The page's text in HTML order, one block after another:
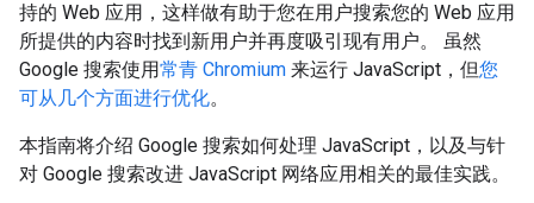
持的 Web 应用，这样做有助于您在用户搜索您的 Web 应用
所提供的内容时找到新用户并再度吸引现有用户。 虽然
Google 搜索使用常青 Chromium 来运行 JavaScript，但您
可从几个方面进行优化。
本指南将介绍 Google 搜索如何处理 JavaScript，以及与针
对 Google 搜索改进 JavaScript 网络应用相关的最佳实践。